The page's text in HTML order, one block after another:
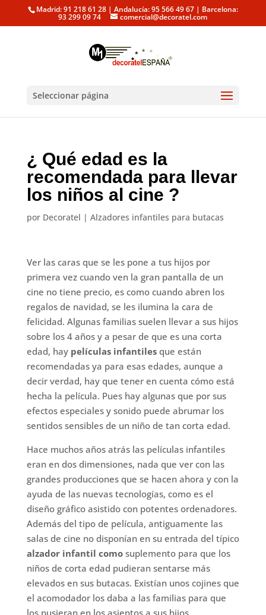
Madrid: 91 218 61 28 | Andalucía: 95 566 49 67 | Barcelona:
93 299 09 74 comercial@decoratel.com
Seleccionar página
¿ Qué edad es la
recomendada para llevar
los niños al cine ?
por Decoratel | Alzadores infantiles para butacas
Ver las caras que se les pone a tus hijos por
primera vez cuando ven la gran pantalla de un
cine no tiene precio, es como cuando abren los
regalos de navidad, se les ilumina la cara de
felicidad. Algunas familias suelen llevar a sus hijos
sobre los 4 años y a pesar de que es una corta
edad, hay películas infantilesque están
recomendadas ya para esas edades, aunque a
decir verdad, hay que tener en cuenta cómo está
hecha la película. Pues hay algunas que por sus
efectos especiales y sonido puede abrumar los
sentidos sensibles de un niño de tan corta edad.
Hace muchos años atrás las películas infantiles
eran en dos dimensiones, nada que ver con las
grandes producciones que se hacen ahora y con la
ayuda de las nuevas tecnologías, como es el
diseño gráfico asistido con potentes ordenadores.
Además del tipo de película, antiguamente las
salas de cine no disponían en su entrada del típico
alzador infantil comosuplemento para que los
niños de corta edad pudieran sentarse más
elevados en sus butacas. Existían unos cojines que
el acomodador los daba a las familias para que
los pusieran en los asientos a sus hijos.